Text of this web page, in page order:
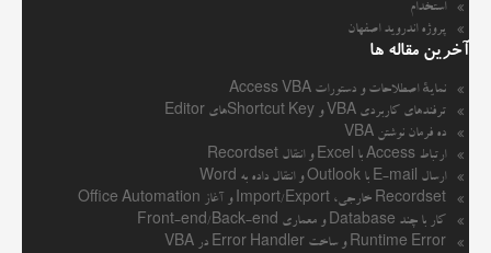
استخدام
پروژه اندروید اصفهان
آخرین مقاله ها
نمایهٔ اصطلاحات و دستورات Access VBA
ترفندهای کاربردی VBA و Shortcut Keyهای Editor
ده فرمان نوشتن VBA
ارتباط Access با Excel و انتقال Recordset
ارسال E-mail با Outlook و انتقال داده به Word
Recordset خارجی، Import/Export و آغاز Office Automation
کار با چند Database و معماری Front-end/Back-end
Runtime Error و ساخت Error Handler در VBA